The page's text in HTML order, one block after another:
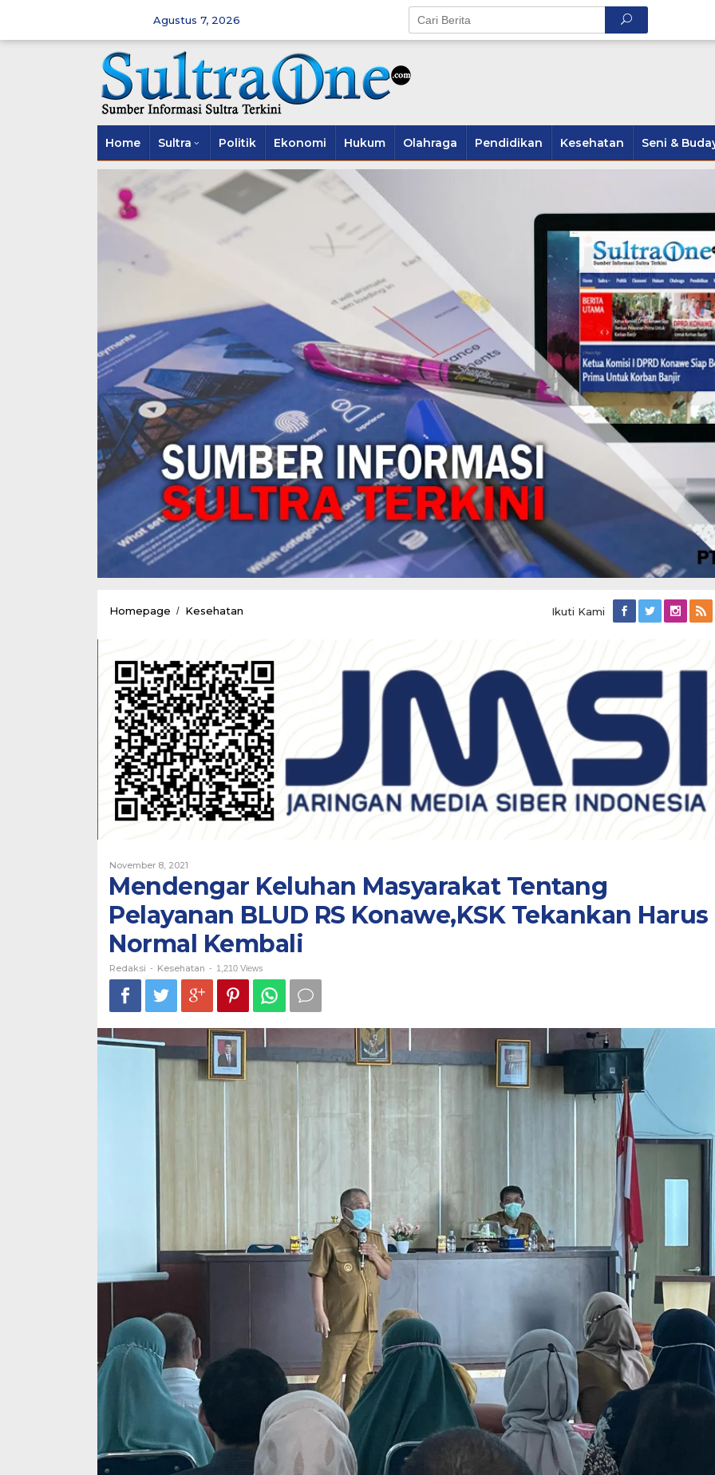
Agustus 7, 2026
Home Sultra Politik Ekonomi Hukum Olahraga Pendidikan Kesehatan Seni &
Homepage / Kesehatan
Pelayanan
BLUD
RS
Konawe,KSK
Tekankan
Harus
Normal
Kembali
Ikuti Kami
November 8, 2021
Mendengar Keluhan Masyarakat Tentang
Pelayanan BLUD RS Konawe,KSK Tekankan Harus
Normal Kembali
Redaksi - Kesehatan - 1,210 Views